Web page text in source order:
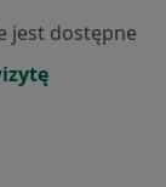
jest dostępne